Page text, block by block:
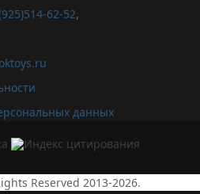
62-52,
данных
Reserved 2013-2026.